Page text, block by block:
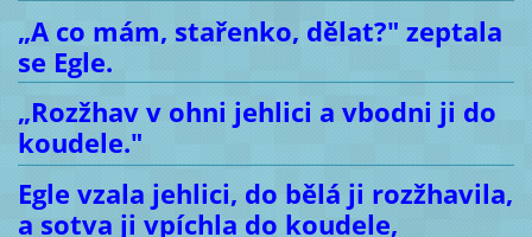
„A co mám, stařenko, dělat?" zeptala
se Egle.
„Rozžhav v ohni jehlici a vbodni ji do
koudele."
Egle vzala jehlici, do bělá ji rozžhavila,
a sotva ji vpíchla do koudele,